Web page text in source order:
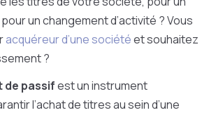
un changement d’activité ? Vous
acquéreur d’une sociétéet souhaitez
?
de passifest un instrument
l’achat de titres au sein d’une